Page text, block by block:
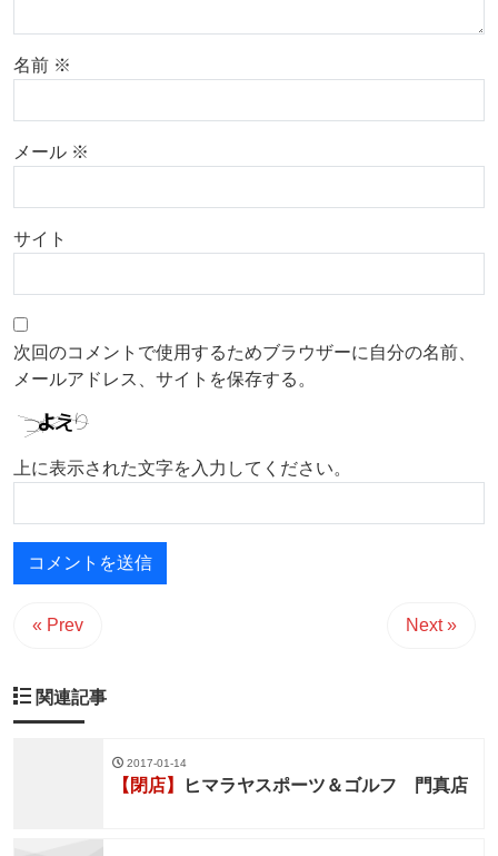
名前 ※
メール ※
サイト
次回のコメントで使用するためブラウザーに自分の名前、
メールアドレス、サイトを保存する。
上に表示された文字を入力してください。
« Prev Next »
関連記事
2017-01-14
【閉店】 ヒマラヤスポーツ＆ゴルフ 門真店